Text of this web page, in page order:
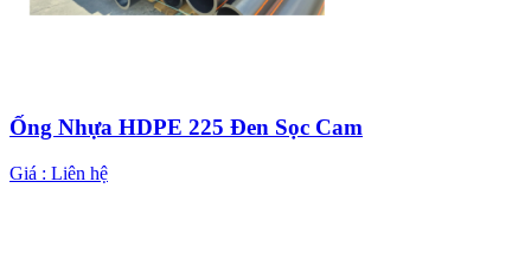
Ống Nhựa HDPE 225 Đen Sọc Cam
Giá : Liên hệ